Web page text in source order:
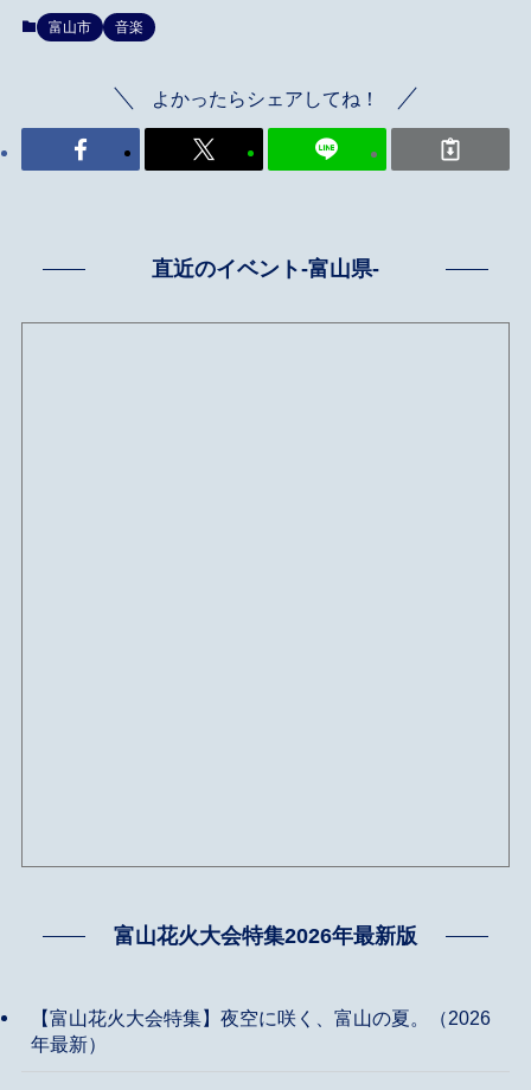
富山市 音楽
よかったらシェアしてね！
直近のイベント-富山県-
富山花火大会特集2026年最新版
【富山花火大会特集】夜空に咲く、富山の夏。（2026
年最新）